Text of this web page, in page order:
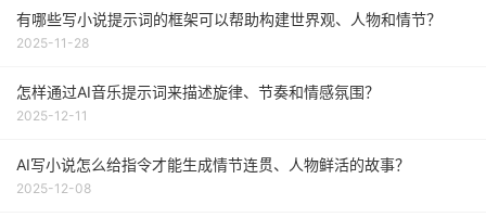
有哪些写小说提示词的框架可以帮助构建世界观、人物和情节？
2025-11-28
怎样通过AI音乐提示词来描述旋律、节奏和情感氛围？
2025-12-11
AI写小说怎么给指令才能生成情节连贯、人物鲜活的故事？
2025-12-08